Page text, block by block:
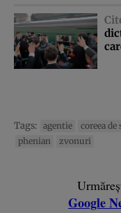
Tags: agentie coreea de
phenian
zvonuri
Google